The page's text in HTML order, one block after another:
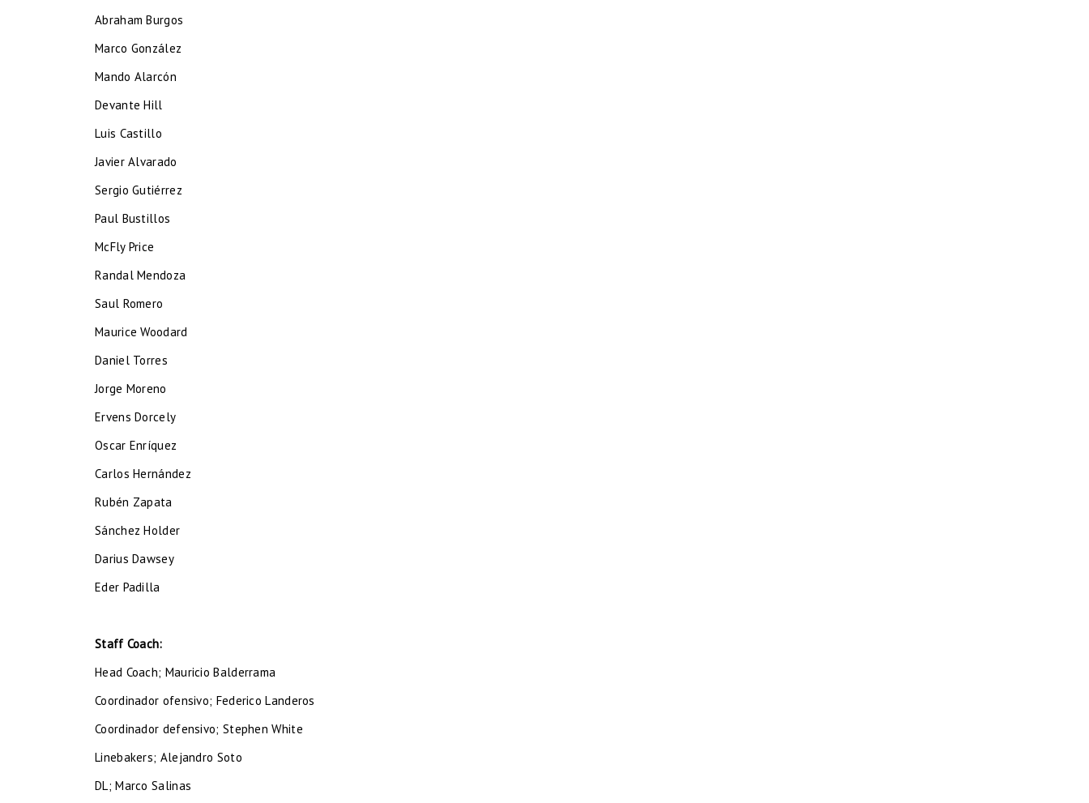
Abraham Burgos
Marco González
Mando Alarcón
Devante Hill
Luis Castillo
Javier Alvarado
Sergio Gutiérrez
Paul Bustillos
McFly Price
Randal Mendoza
Saul Romero
Maurice Woodard
Daniel Torres
Jorge Moreno
Ervens Dorcely
Oscar Enríquez
Carlos Hernández
Rubén Zapata
Sánchez Holder
Darius Dawsey
Eder Padilla
Staff Coach:
Head Coach; Mauricio Balderrama
Coordinador ofensivo; Federico Landeros
Coordinador defensivo; Stephen White
Linebakers; Alejandro Soto
DL; Marco Salinas